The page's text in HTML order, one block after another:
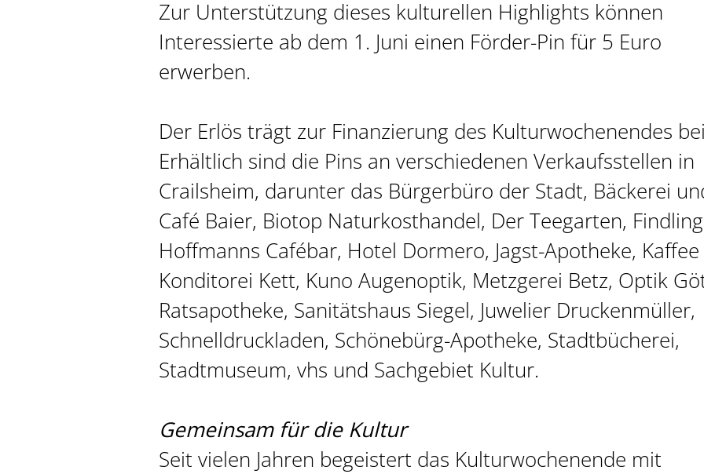
Zur Unterstützung dieses kulturellen Highlights können
Interessierte ab dem 1. Juni einen Förder-Pin für 5 Euro
erwerben.
Der Erlös trägt zur Finanzierung des Kulturwochenendes
Erhältlich sind die Pins an verschiedenen Verkaufsstellen in
Crailsheim, darunter das Bürgerbüro der Stadt, Bäckerei
Café Baier, Biotop Naturkosthandel, Der Teegarten,
Hoffmanns Cafébar, Hotel Dormero, Jagst-Apotheke, Kaffee
Konditorei Kett, Kuno Augenoptik, Metzgerei Betz, Optik
Ratsapotheke, Sanitätshaus Siegel, Juwelier Druckenmüller,
Schnelldruckladen, Schönebürg-Apotheke, Stadtbücherei,
Stadtmuseum, vhs und Sachgebiet Kultur.
Gemeinsam für die Kultur
Seit vielen Jahren begeistert das Kulturwochenende mit